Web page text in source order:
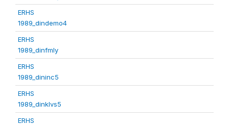
ERHS
1989_dindemo4
ERHS
1989_dinfmly
ERHS
1989_dininc5
ERHS
1989_dinklvs5
ERHS